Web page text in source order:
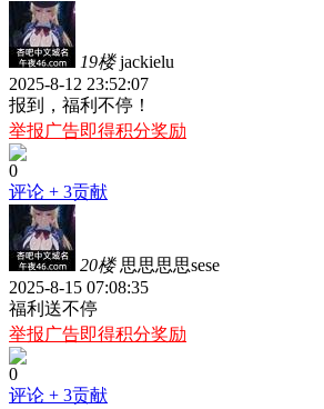
19楼 jackielu
2025-8-12 23:52:07
报到，福利不停！
举报广告即得积分奖励
0
评论 + 3贡献
20楼 思思思思sese
2025-8-15 07:08:35
福利送不停
举报广告即得积分奖励
0
评论 + 3贡献